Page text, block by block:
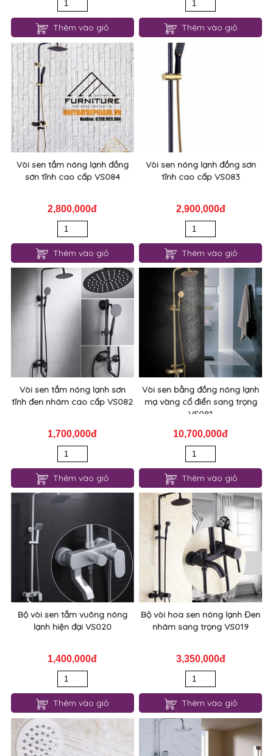
Thêm vào giỏ Thêm vào giỏ
Vòi sen tắm nóng lạnh đồng
sơn tĩnh cao cấp VS084
2,800,000đ
Thêm vào giỏ
Vòi sen nóng lạnh đồng sơn
tĩnh cao cấp VS083
2,900,000đ
Thêm vào giỏ
Vòi sen tắm nóng lạnh sơn
tĩnh đen nhám cao cấp VS082
1,700,000đ
Thêm vào giỏ
Vòi sen bằng đồng nóng lạnh
mạ vàng cổ điển sang trọng
VS081
10,700,000đ
Thêm vào giỏ
Bộ vòi sen tắm vuông nóng
lạnh hiện đại VS020
1,400,000đ
Thêm vào giỏ
Bộ vòi hoa sen nóng lạnh Đen
nhám sang trọng VS019
3,350,000đ
Thêm vào giỏ